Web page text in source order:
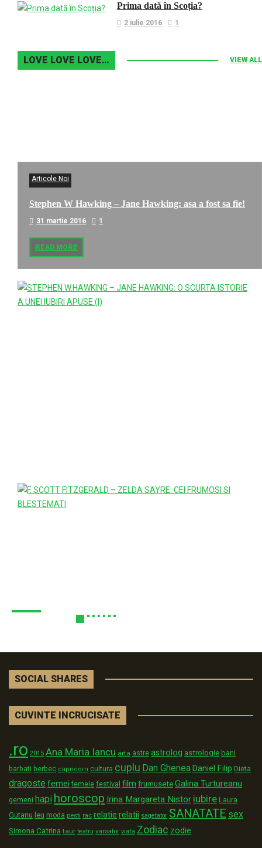
Prima dată în Scoția?
2 iulie 2016 1
LOVE LOVE LOVE… VIEW ALL
Articole Noi
Stephen W Hawking – Jane Hawking: asa a fost sa fie!
31 martie 2016 1
READ MORE
SOCIAL SHARES
CUVINTE INCRUCISATE
.ro 2015 Ana Maria Iancu arta astre astrolog astrologie bani
barbati berbec capricorn cultura cuplu Dan GheneaDaniel Filip Dieta
dragoste femei femeie festival film frumusete Galina Turtureanu
gemeni hapi horoscop Irina Margareta Nistor iubire Laura
Gutanu leu moda pesti rac relatie relatii sagetator SANATATE sex
Simona Catrina taur teatru varsator viata Zodiac zodie